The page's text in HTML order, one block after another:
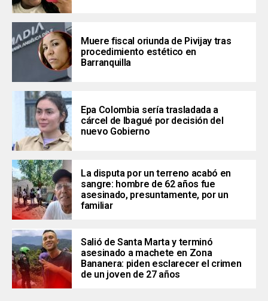
Muere fiscal oriunda de Pivijay tras
procedimiento estético en
Barranquilla
Epa Colombia sería trasladada a
cárcel de Ibagué por decisión del
nuevo Gobierno
La disputa por un terreno acabó en
sangre: hombre de 62 años fue
asesinado, presuntamente, por un
familiar
Salió de Santa Marta y terminó
asesinado a machete en Zona
Bananera: piden esclarecer el crimen
de un joven de 27 años